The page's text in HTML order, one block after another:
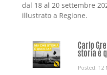
dal 18 al 20 settembre
illustrato a Regione.
Carlo
storia è
Posted: 12